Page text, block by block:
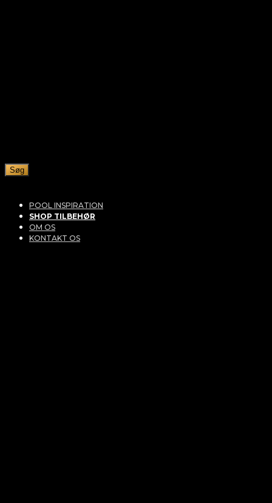
Søg
POOL INSPIRATION
SHOP TILBEHØR
OM OS
KONTAKT OS